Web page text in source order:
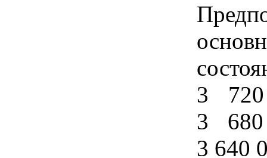
3
3
3 640